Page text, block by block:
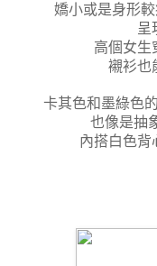
嬌小或是身形較
呈
高個女生
襯衫也
卡其色和墨綠色
也像是抽
內搭白色背